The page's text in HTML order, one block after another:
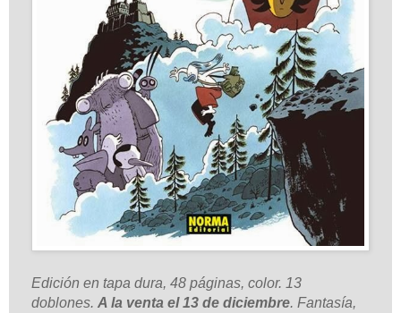
Edición en tapa dura, 48 páginas, color. 13
doblones. A la venta el 13 de diciembre. Fantasía,